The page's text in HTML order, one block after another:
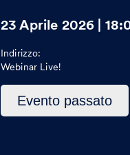
23 Aprile 2026 |
Indirizzo:
Webinar Live!
Questo
evento
è
Evento passato